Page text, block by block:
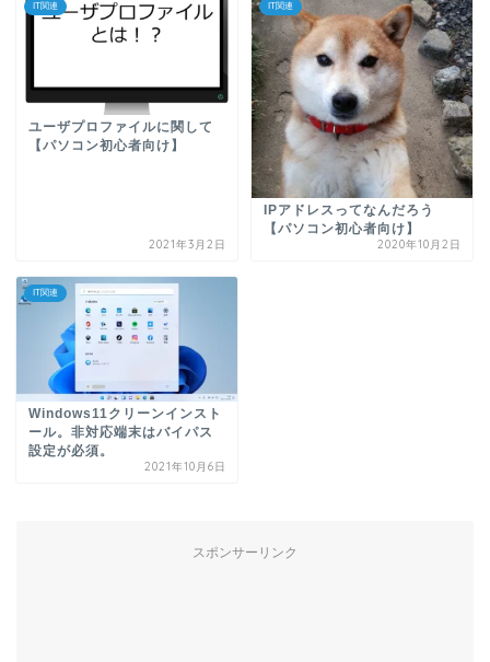
IT関連
ユーザプロファイルに関して
【パソコン初心者向け】
2021年3月2日
IT関連
IPアドレスってなんだろう
【パソコン初心者向け】
2020年10月2日
IT関連
Windows11クリーンインスト
ール。非対応端末はバイパス
設定が必須。
2021年10月6日
スポンサーリンク